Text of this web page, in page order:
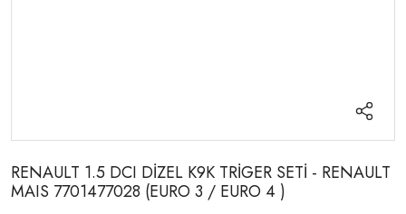
RENAULT 1.5 DCI DİZEL K9K TRİGER SETİ - RENAULT
MAIS 7701477028 (EURO 3 / EURO 4 )